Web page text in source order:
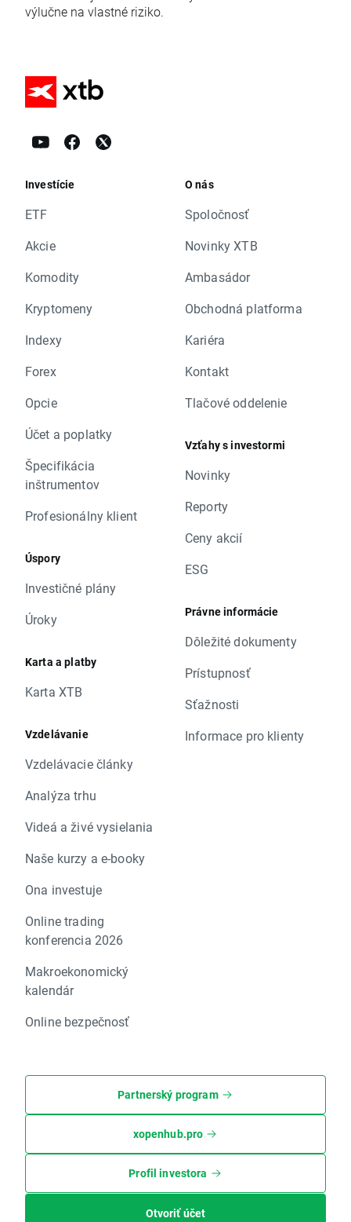
výlučne na vlastné riziko.
Investície
ETF
Akcie
Komodity
Kryptomeny
Indexy
Forex
Opcie
Účet a poplatky
Špecifikácia
inštrumentov
Profesionálny klient
Úspory
Investičné plány
Úroky
Karta a platby
Karta XTB
Vzdelávanie
Vzdelávacie články
Analýza trhu
Videá a živé vysielania
Naše kurzy a e-booky
Ona investuje
Online trading
konferencia 2026
Makroekonomický
kalendár
Online bezpečnosť
O nás
Spoločnosť
Novinky XTB
Ambasádor
Obchodná platforma
Kariéra
Kontakt
Tlačové oddelenie
Vzťahy s investormi
Novinky
Reporty
Ceny akcií
ESG
Právne informácie
Dôležité dokumenty
Prístupnosť
Sťažnosti
Informace pro klienty
Partnerský program
xopenhub.pro
Profil investora
Otvoriť účet